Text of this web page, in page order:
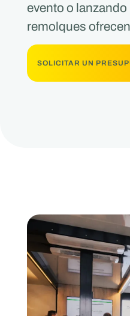
evento o
remolques
SOLICITAR UN